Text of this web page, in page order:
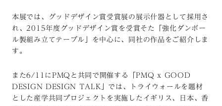
本展では、グッドデザイン賞受賞展の展示什器として採用さ
れ、2015年度グッドデザイン賞を受賞そた「強化ダンボー
ル製組み立てテーブル」を中心に、同社の作品をご紹介しま
す。
また6/11にPMQと共同で開催する「PMQ x GOOD
DESIGN DESIGN TALK」では、トライウォールを題材
とした産学共同プロジェクトを実施したイギリス、日本、香